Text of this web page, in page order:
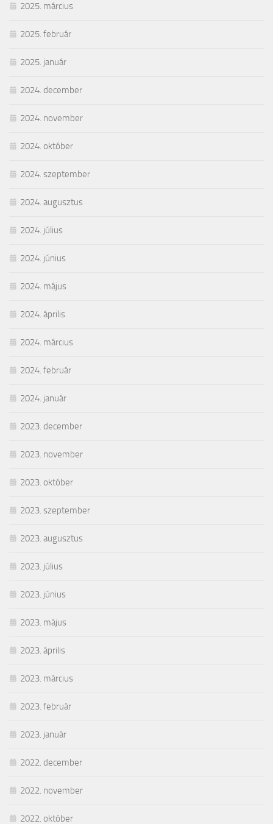
2025. március
2025. február
2025. január
2024. december
2024. november
2024. október
2024. szeptember
2024. augusztus
2024. július
2024. június
2024. május
2024. április
2024. március
2024. február
2024. január
2023. december
2023. november
2023. október
2023. szeptember
2023. augusztus
2023. július
2023. június
2023. május
2023. április
2023. március
2023. február
2023. január
2022. december
2022. november
2022. október